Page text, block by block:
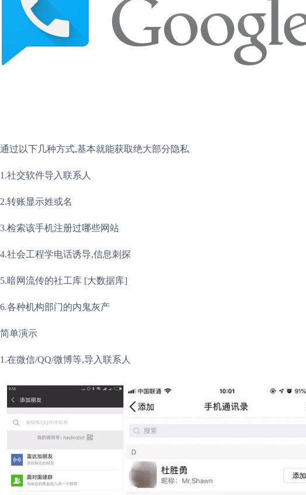
通过以下几种方式,基本就能获取绝大部分隐私
1.社交软件导入联系人
2.转账显示姓或名
3.检索该手机注册过哪些网站
4.社会工程学电话诱导,信息刺探
5.暗网流传的社工库 [大数据库]
6.各种机构部门的内鬼灰产
简单演示
1.在微信/QQ/微博等,导入联系人